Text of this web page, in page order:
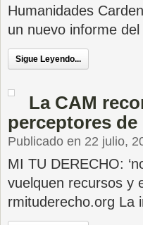
Humanidades
un nuevo informe
Sigue Leyendo...
La CAM
perceptores
Publicado en 22 julio,
MI TU DERECHO:
vuelquen recursos y
rmituderecho.org La